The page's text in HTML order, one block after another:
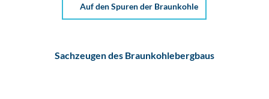
Auf den Spuren der Braunkohle
Sachzeugen des Braunkohlebergbaus